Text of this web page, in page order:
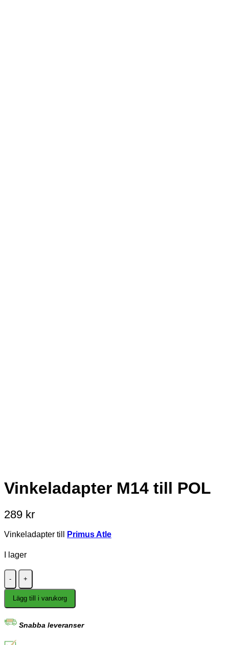
Vinkeladapter M14 till POL
289 kr
Vinkeladapter till Primus Atle
I lager
Vinkeladapter
M14
till
POL
mängd
Lägg till i varukorg
Snabba leveranser